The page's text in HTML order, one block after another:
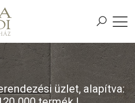
üzlet, alapítva: